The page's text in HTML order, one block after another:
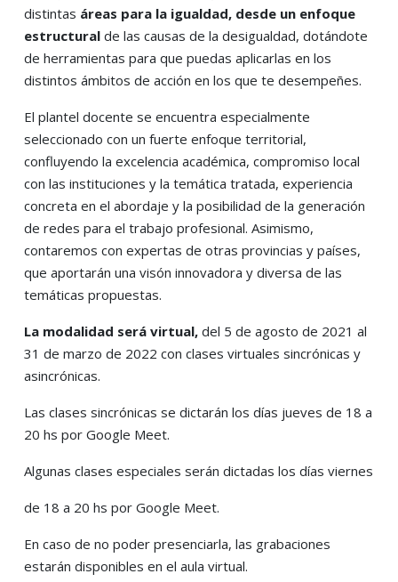
distintas áreas para la igualdad, desde un enfoque
estructural de las causas de la desigualdad, dotándote
de herramientas para que puedas aplicarlas en los
distintos ámbitos de acción en los que te desempeñes.
El plantel docente se encuentra especialmente
seleccionado con un fuerte enfoque territorial,
confluyendo la excelencia académica, compromiso local
con las instituciones y la temática tratada, experiencia
concreta en el abordaje y la posibilidad de la generación
de redes para el trabajo profesional. Asimismo,
contaremos con expertas de otras provincias y países,
que aportarán una visón innovadora y diversa de las
temáticas propuestas.
La modalidad será virtual, del 5 de agosto de 2021 al
31 de marzo de 2022 con clases virtuales sincrónicas y
asincrónicas.
Las clases sincrónicas se dictarán los días jueves de 18 a
20 hs por Google Meet.
Algunas clases especiales serán dictadas los días viernes
de 18 a 20 hs por Google Meet.
En caso de no poder presenciarla, las grabaciones
estarán disponibles en el aula virtual.